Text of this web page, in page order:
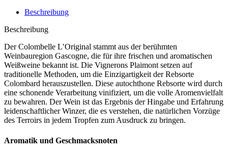
Beschreibung
Beschreibung
Der Colombelle L’Original stammt aus der berühmten
Weinbauregion Gascogne, die für ihre frischen und aromatischen
Weißweine bekannt ist. Die Vignerons Plaimont setzen auf
traditionelle Methoden, um die Einzigartigkeit der Rebsorte
Colombard herauszustellen. Diese autochthone Rebsorte wird durch
eine schonende Verarbeitung vinifiziert, um die volle Aromenvielfalt
zu bewahren. Der Wein ist das Ergebnis der Hingabe und Erfahrung
leidenschaftlicher Winzer, die es verstehen, die natürlichen Vorzüge
des Terroirs in jedem Tropfen zum Ausdruck zu bringen.
Aromatik und Geschmacksnoten